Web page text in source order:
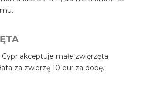
akceptuje małe zwięrzęta
za zwierzę 10 eur za dobę.